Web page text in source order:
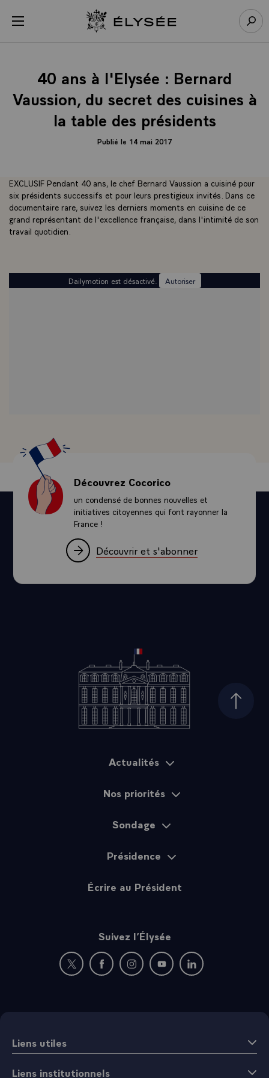
menu Retour à l’accueil Élysée
40 ans à l'Elysée : Bernard
Vaussion, du secret des cuisines à
la table des présidents
Publié le 14 mai 2017
EXCLUSIF Pendant 40 ans, le chef Bernard Vaussion a cuisiné pour
six présidents successifs et pour leurs prestigieux invités. Dans ce
documentaire rare, suivez les derniers moments en cuisine de ce
grand représentant de l'excellence française, dans l'intimité de son
travail quotidien.
Dailymotion est désactivé. Autoriser
Découvrez Cocorico
un condensé de bonnes nouvelles et
initiatives citoyennes qui font rayonner la
France !
Découvrir et s'abonner
Haut
Actualités
Nos priorités
Sondage
Présidence
Écrire au Président
Suivez l’Élysée
Nouvelle fenêtre : rejoignez-nous sur Twitter
Nouvelle fenêtre : rejoignez-nous sur
Nouvelle fenêtre : rejoignez-nous
Nouvelle fenêtre :
Nouvelle fenêtre :
Liens utiles
Liens institutionnels
Panneau de gestion des cookies